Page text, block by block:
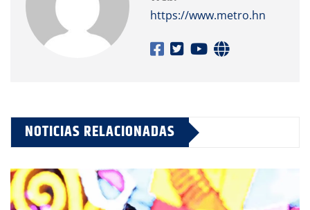
https://www.metro.hn
NOTICIAS RELACIONADAS